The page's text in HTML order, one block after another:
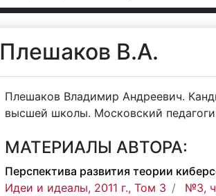
Плешаков В.А.
Плешаков Владимир Андреевич.
высшей школы. Московский
МАТЕРИАЛЫ АВТОРА:
Перспектива развития теории
Идеи и идеалы, 2011 г., Том 3
№3,